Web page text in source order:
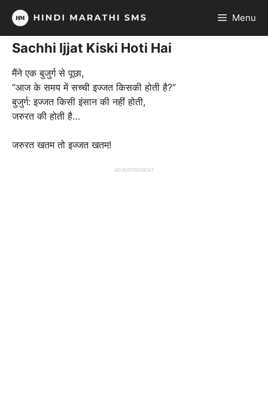
Skip
content
Menu
Sachhi Ijjat Kiski Hoti Hai
मैंने एक बुजुर्ग से पूछा,
“आज के समय में सच्ची इज्जत किसकी होती है?”
बुजुर्ग: इज्जत किसी इंसान की नहीं होती,
जरुरत की होती है…
जरुरत खतम तो इज्जत खतम!
ADVERTISEMENT